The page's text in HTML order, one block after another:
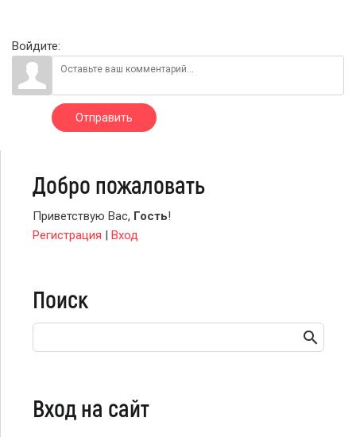
Войдите:
Отправить
Добро пожаловать
Приветствую Вас, Гость!
Регистрация | Вход
Поиск
Вход на сайт